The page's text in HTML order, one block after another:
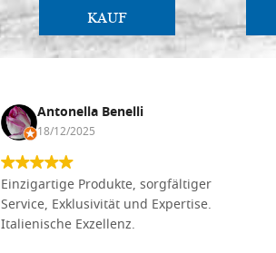
KAUF
Antonella Benelli
18/12/2025
Einzigartige Produkte, sorgfältiger
Service, Exklusivität und Expertise.
Italienische Exzellenz.